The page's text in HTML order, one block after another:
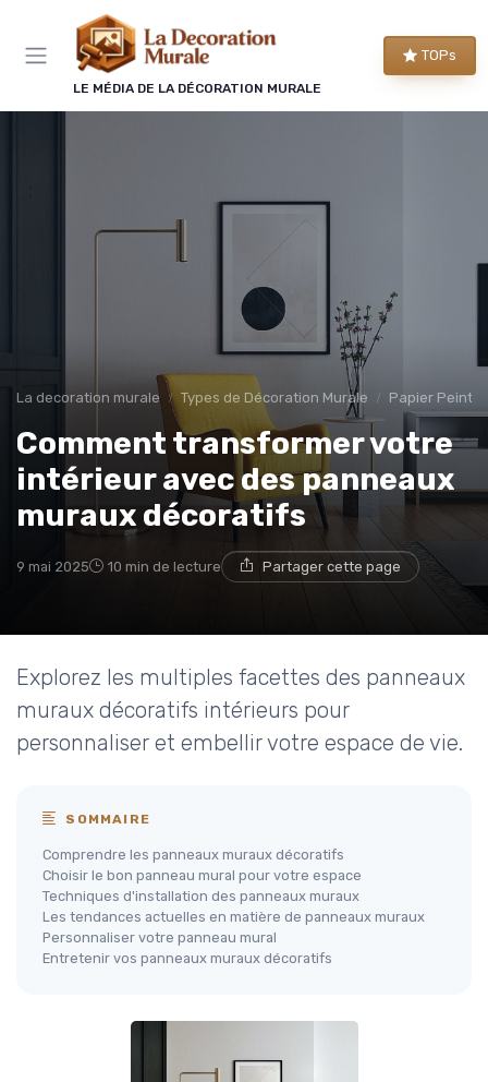
LE MÉDIA DE LA DÉCORATION MURALE
TOPs
La decoration murale Types de Décoration Murale Papier Peint
Comment transformer votre
intérieur avec des panneaux
muraux décoratifs
9 mai 2025 10 min de lecture Partager cette page
Explorez les multiples facettes des panneaux
muraux décoratifs intérieurs pour
personnaliser et embellir votre espace de vie.
SOMMAIRE
Comprendre les panneaux muraux décoratifs
Choisir le bon panneau mural pour votre espace
Techniques d'installation des panneaux muraux
Les tendances actuelles en matière de panneaux muraux
Personnaliser votre panneau mural
Entretenir vos panneaux muraux décoratifs
Panneau de gestion des cookies